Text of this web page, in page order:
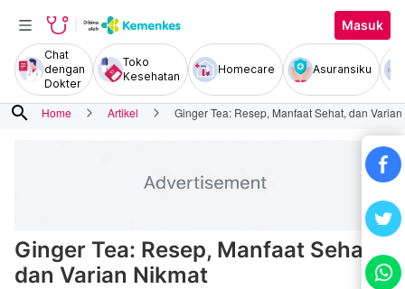
Masuk
Chat
dengan
Dokter
Toko
Kesehatan
Homecare Asuransiku
search Home Artikel Ginger Tea: Resep, Manfaat Sehat, dan
Ginger Tea: Resep, Manfaat Sehat,
dan Varian Nikmat